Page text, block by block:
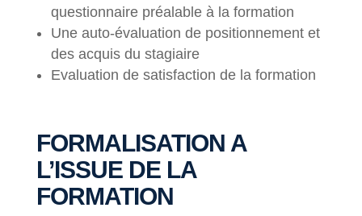
questionnaire préalable à la formation
Une auto-évaluation de positionnement et
des acquis du stagiaire
Evaluation de satisfaction de la formation
FORMALISATION A
L’ISSUE DE LA
FORMATION